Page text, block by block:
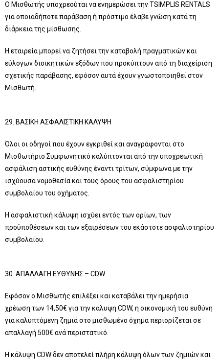
Ο Μισθωτής υποχρεούται να ενημερώσει την TSIMPLIS RENTALS
για οποιαδήποτε παράβαση ή πρόστιμο έλαβε γνώση κατά τη
διάρκεια της μίσθωσης.
Η εταιρεία μπορεί να ζητήσει την καταβολή πραγματικών και
εύλογων διοικητικών εξόδων που προκύπτουν από τη διαχείριση
σχετικής παράβασης, εφόσον αυτά έχουν γνωστοποιηθεί στον
Μισθωτή.
29. ΒΑΣΙΚΗ ΑΣΦΑΛΙΣΤΙΚΗ ΚΑΛΥΨΗ
Όλοι οι οδηγοί που έχουν εγκριθεί και αναγράφονται στο
Μισθωτήριο Συμφωνητικό καλύπτονται από την υποχρεωτική
ασφάλιση αστικής ευθύνης έναντι τρίτων, σύμφωνα με την
ισχύουσα νομοθεσία και τους όρους του ασφαλιστηρίου
συμβολαίου του οχήματος.
Η ασφαλιστική κάλυψη ισχύει εντός των ορίων, των
προϋποθέσεων και των εξαιρέσεων του εκάστοτε ασφαλιστηρίου
συμβολαίου.
30. ΑΠΑΛΛΑΓΗ ΕΥΘΥΝΗΣ – CDW
Εφόσον ο Μισθωτής επιλέξει και καταβάλει την ημερήσια
χρέωση των 14,50€ για την κάλυψη CDW, η οικονομική του ευθύνη
για καλυπτόμενη ζημιά στο μισθωμένο όχημα περιορίζεται σε
απαλλαγή 500€ ανά περιστατικό.
Η κάλυψη CDW δεν αποτελεί πλήρη κάλυψη όλων των ζημιών και